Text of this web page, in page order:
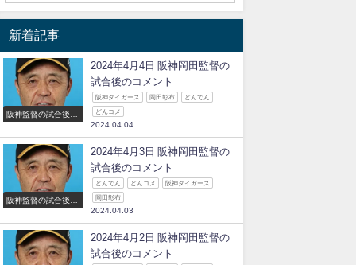
新着記事
阪神監督の試合後の
2024年4月4日 阪神岡田監督の
試合後のコメント
阪神タイガース 岡田彰布 どんでん
どんコメ
2024.04.04
阪神監督の試合後の
2024年4月3日 阪神岡田監督の
試合後のコメント
どんでん どんコメ 阪神タイガース
岡田彰布
2024.04.03
2024年4月2日 阪神岡田監督の
試合後のコメント